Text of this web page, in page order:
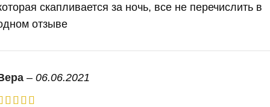
скапливается за ночь, все не перечислить в
отзыве
– 06.06.2021